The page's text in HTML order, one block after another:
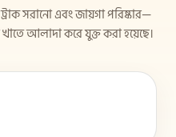
সরানো এবং জায়গা পরিষ্কার—
আলাদা করে যুক্ত করা হয়েছে।